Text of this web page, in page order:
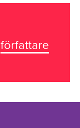
författare